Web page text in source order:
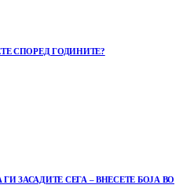
СПОРЕД ГОДИНИТЕ?
ЗАСАДИТЕ СЕГА – ВНЕСЕТЕ БОЈА ВО